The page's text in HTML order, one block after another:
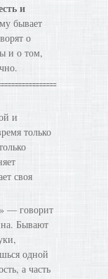
и
бывает
о
и о том,
и
только
своя
— говорит
Бывают
одной
а часть